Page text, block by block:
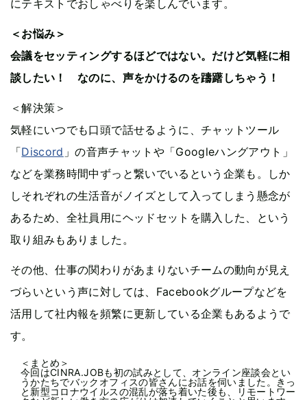
にテキストでおしゃべりを楽しんでいます。
＜お悩み＞
会議をセッティングするほどではない。だけど気軽に相
談したい！ なのに、声をかけるのを躊躇しちゃう！
＜解決策＞
気軽にいつでも口頭で話せるように、チャットツール
「Discord 」の音声チャットや「Googleハングアウト」
などを業務時間中ずっと繋いでいるという企業も。しか
しそれぞれの生活音がノイズとして入ってしまう懸念が
あるため、全社員用にヘッドセットを購入した、という
取り組みもありました。
その他、仕事の関わりがあまりないチームの動向が見え
づらいという声に対しては、Facebookグループなどを
活用して社内報を頻繁に更新している企業もあるようで
す。
＜まとめ＞
今回はCINRA.JOBも初の試みとして、オンライン座談会とい
うかたちでバックオフィスの皆さんにお話を伺いました。きっ
と新型コロナウイルスの混乱が落ち着いた後も、リモートワー